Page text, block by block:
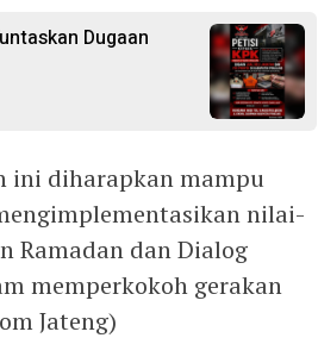
Dugaan
ini diharapkan mampu
nilai-
Ramadan dan Dialog
memperkokoh gerakan
Jateng)